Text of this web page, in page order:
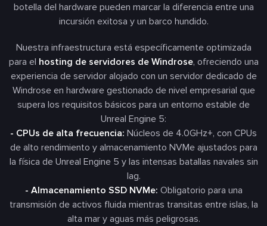
botella del hardware pueden marcar la diferencia entre una
incursión exitosa y un barco hundido.
Nuestra infraestructura está específicamente optimizada
para el hosting de servidores de Windrose, ofreciendo una
experiencia de servidor alojado con un servidor dedicado de
Windrose en hardware gestionado de nivel empresarial que
supera los requisitos básicos para un entorno estable de
Unreal Engine 5:
- CPUs de alta frecuencia: Núcleos de 4.0GHz+, con CPUs
de alto rendimiento y almacenamiento NVMe ajustados para
la física de Unreal Engine 5 y las intensas batallas navales sin
lag.
- Almacenamiento SSD NVMe: Obligatorio para una
transmisión de activos fluida mientras transitas entre islas, la
alta mar y aguas más peligrosas.